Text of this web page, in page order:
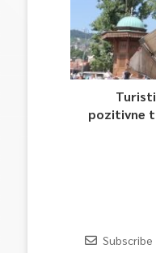
pozitivne
Subscribe